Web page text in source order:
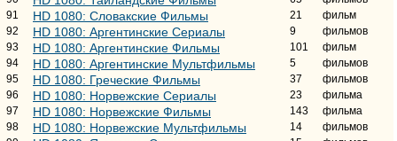
91
HD 1080: Словакские Фильмы 21
фильм
92
HD 1080: Аргентинские Сериалы 9
фильмов
93
HD 1080: Аргентинские Фильмы 101
фильм
94
HD 1080: Аргентинские Мультфильмы 5
фильмов
95
HD 1080: Греческие Фильмы 37
фильмов
96
HD 1080: Норвежские Сериалы 23
фильма
97
HD 1080: Норвежские Фильмы 143
фильма
98
HD 1080: Норвежские Мультфильмы 14
фильмов